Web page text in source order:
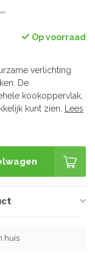
Op voorraad
verlichting
De
kookoppervlak,
kunt zien. Lees
huis